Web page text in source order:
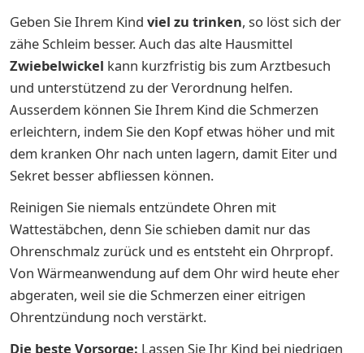
Geben Sie Ihrem Kind viel zu trinken, so löst sich der
zähe Schleim besser. Auch das alte Hausmittel
Zwiebelwickel kann kurzfristig bis zum Arztbesuch
und unterstützend zu der Verordnung helfen.
Ausserdem können Sie Ihrem Kind die Schmerzen
erleichtern, indem Sie den Kopf etwas höher und mit
dem kranken Ohr nach unten lagern, damit Eiter und
Sekret besser abfliessen können.
Reinigen Sie niemals entzündete Ohren mit
Wattestäbchen, denn Sie schieben damit nur das
Ohrenschmalz zurück und es entsteht ein Ohrpropf.
Von Wärmeanwendung auf dem Ohr wird heute eher
abgeraten, weil sie die Schmerzen einer eitrigen
Ohrentzündung noch verstärkt.
Die beste Vorsorge: Lassen Sie Ihr Kind bei niedrigen